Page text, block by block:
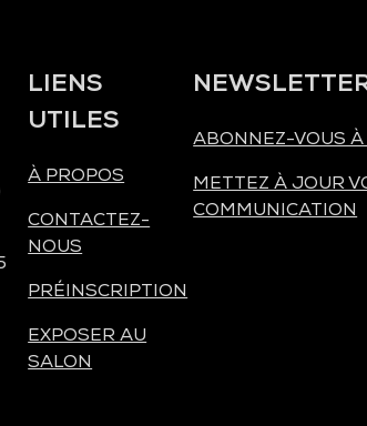
LIENS
UTILES
À PROPOS
CONTACTEZ-
NOUS
PRÉINSCRIPTION
EXPOSER AU
SALON
ABONNEZ-VOUS
METTEZ À JOUR
COMMUNICATION